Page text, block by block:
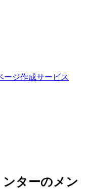
ージ作成サービス
ターのメン